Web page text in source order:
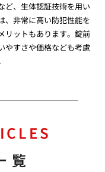
ど、生体認証技術を用い
、非常に高い防犯性能を
リットもあります。錠前
やすさや価格なども考慮
覧